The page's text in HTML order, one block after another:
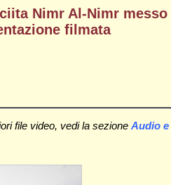
Nimr Al-Nimr messo
filmata
file video, vedi la sezione Audio